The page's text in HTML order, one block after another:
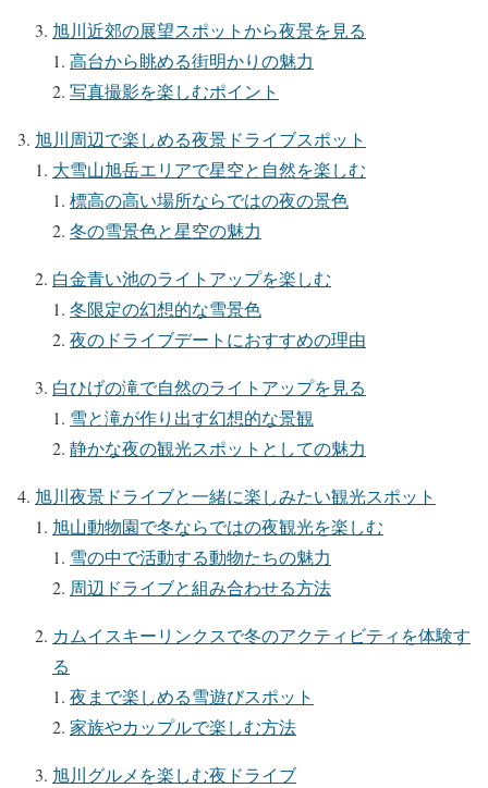
旭川近郊の展望スポットから夜景を見る
高台から眺める街明かりの魅力
写真撮影を楽しむポイント
旭川周辺で楽しめる夜景ドライブスポット
大雪山旭岳エリアで星空と自然を楽しむ
標高の高い場所ならではの夜の景色
冬の雪景色と星空の魅力
白金青い池のライトアップを楽しむ
冬限定の幻想的な雪景色
夜のドライブデートにおすすめの理由
白ひげの滝で自然のライトアップを見る
雪と滝が作り出す幻想的な景観
静かな夜の観光スポットとしての魅力
旭川夜景ドライブと一緒に楽しみたい観光スポット
旭山動物園で冬ならではの夜観光を楽しむ
雪の中で活動する動物たちの魅力
周辺ドライブと組み合わせる方法
カムイスキーリンクスで冬のアクティビティを体験す
る
夜まで楽しめる雪遊びスポット
家族やカップルで楽しむ方法
旭川グルメを楽しむ夜ドライブ